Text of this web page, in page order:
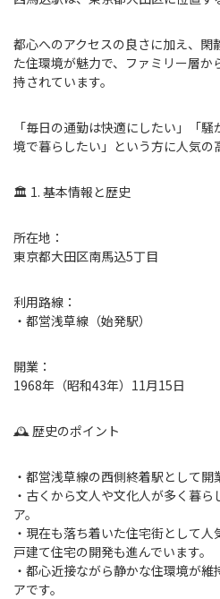
都心へのアクセスの良さに加え、閑
た住環境が魅力で、ファミリー層か
持されています。
「毎日の通勤は快適にしたい」「
境で暮らしたい」という方に人気の
🏛 1. 基本情報と歴史
所在地：
東京都大田区南馬込5丁目
利用路線：
・都営浅草線（始発駅）
開業：
1968年（昭和43年）11月15日
🕰 歴史のポイント
・都営浅草線の西側終着駅として開
・古くから文人や文化人が多く暮
ア。
・現在も落ち着いた住宅街として
戸建て住宅の開発も進んでいます。
・都心近接ながら静かな住環境が
アです。